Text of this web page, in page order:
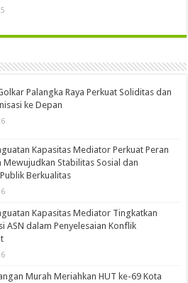
Palangka Raya Perkuat Soliditas dan
ke Depan
Kapasitas Mediator Perkuat Peran
Mewujudkan Stabilitas Sosial dan
Berkualitas
Kapasitas Mediator Tingkatkan
ASN dalam Penyelesaian Konflik
Murah Meriahkan HUT ke-69 Kota